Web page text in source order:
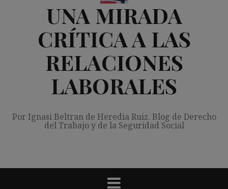
UNA MIRADA
CRÍTICA A LAS
RELACIONES
LABORALES
Por Ignasi Beltran de Heredia Ruiz. Blog de Derecho
del Trabajo y de la Seguridad Social